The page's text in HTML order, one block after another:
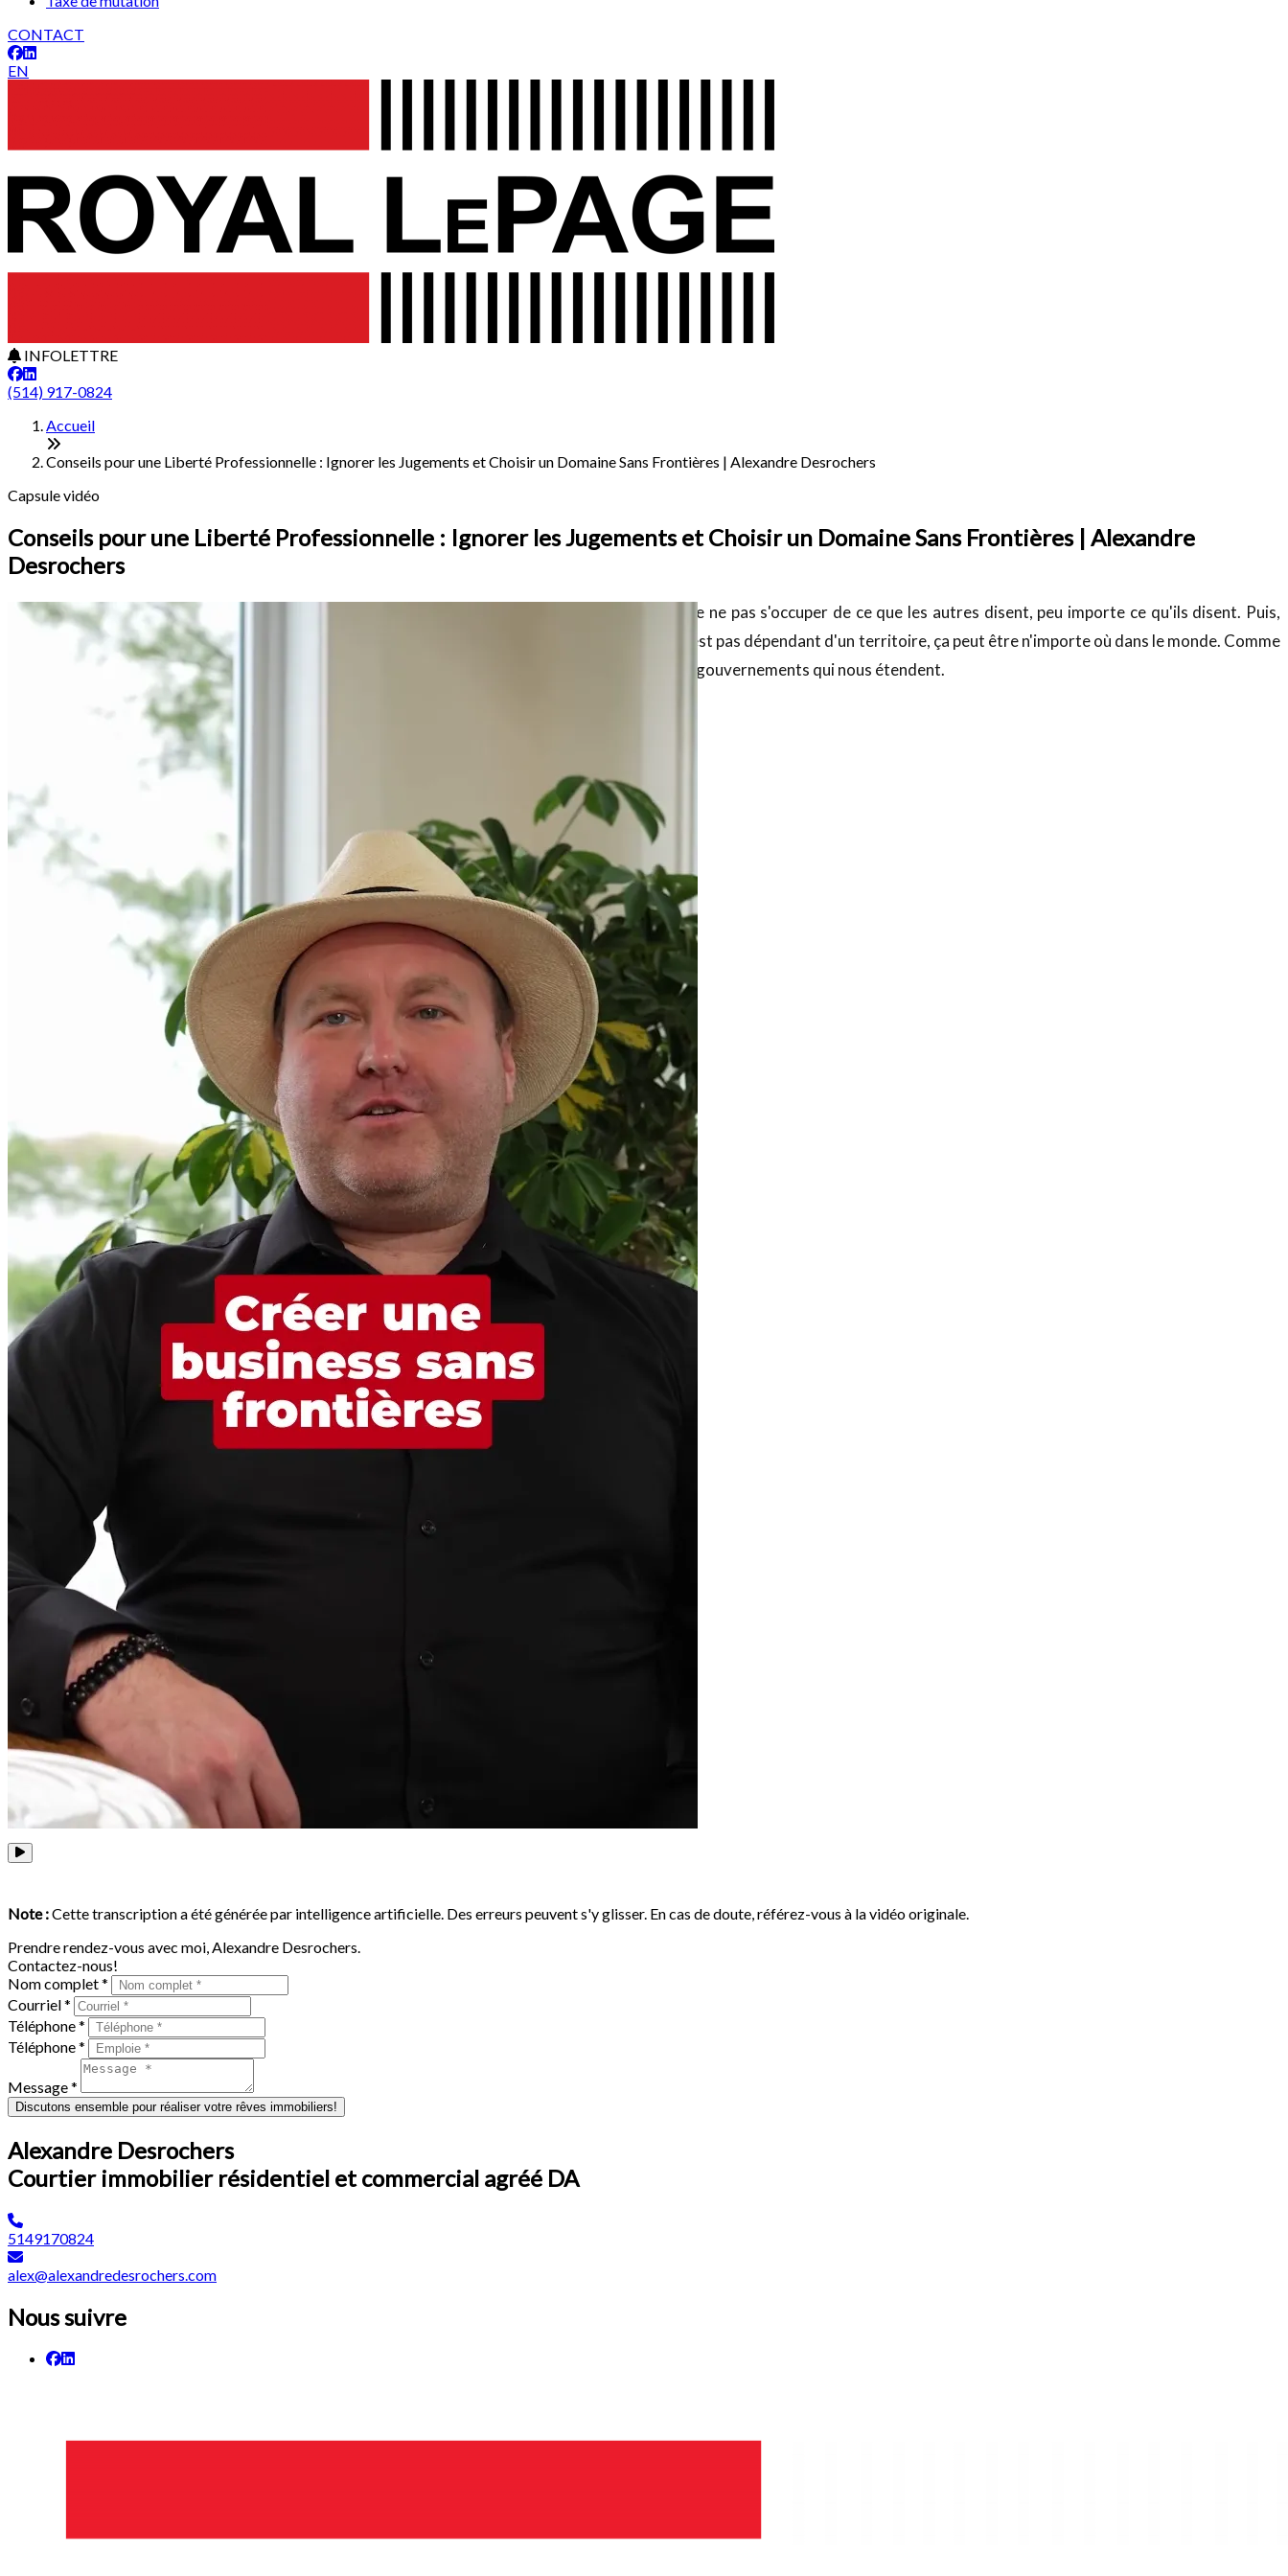
CONTACT
EN
INFOLETTRE
(514) 917-0824
Accueil
Conseils pour une Liberté Professionnelle : Ignorer les Jugements et Choisir un Domaine Sans Frontières | Alexandre Desrochers
Capsule vidéo
Conseils pour une Liberté Professionnelle : Ignorer les Jugements et Choisir un Domaine Sans Frontières | Alexandre
Desrochers
Le premier conseil que je donnerais, c'est de ne pas s'occuper de ce que les autres disent, peu importe ce qu'ils disent. Puis,
deuxièmement, de choisir un domaine qui n'est pas dépendant d'un territoire, ça peut être n'importe où dans le monde. Comme
ça, il va pouvoir être mobile, peu importe les gouvernements qui nous étendent.
Note :Cette transcription a été générée par intelligence artificielle. Des erreurs peuvent s'y glisser. En cas de doute, référez-vous à la vidéo originale.
Prendre rendez-vous avec moi, Alexandre Desrochers.
Contactez-nous!
Nom complet *
Courriel *
Téléphone *
Téléphone *
Message *
Discutons ensemble pour réaliser votre rêves immobiliers!
Alexandre Desrochers
Courtier immobilier résidentiel et commercial agréé DA
5149170824
alex@alexandredesrochers.com
Nous suivre